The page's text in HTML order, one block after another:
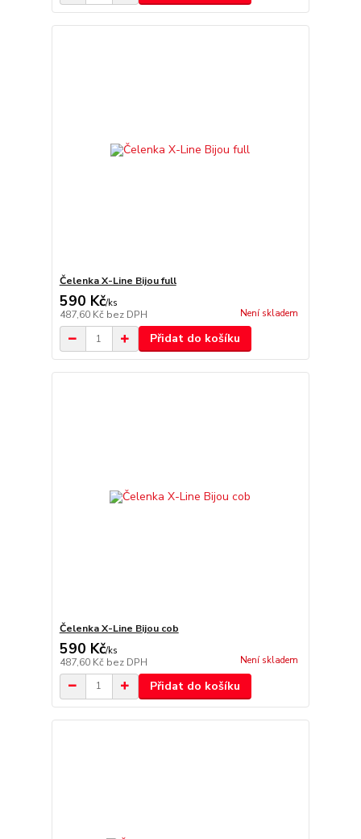
Čelenka X-Line Bijou full
590 Kč/ks
487,60 Kč bez DPH Není skladem
Přidat do košíku
Čelenka X-Line Bijou cob
590 Kč/ks
487,60 Kč bez DPH Není skladem
Přidat do košíku